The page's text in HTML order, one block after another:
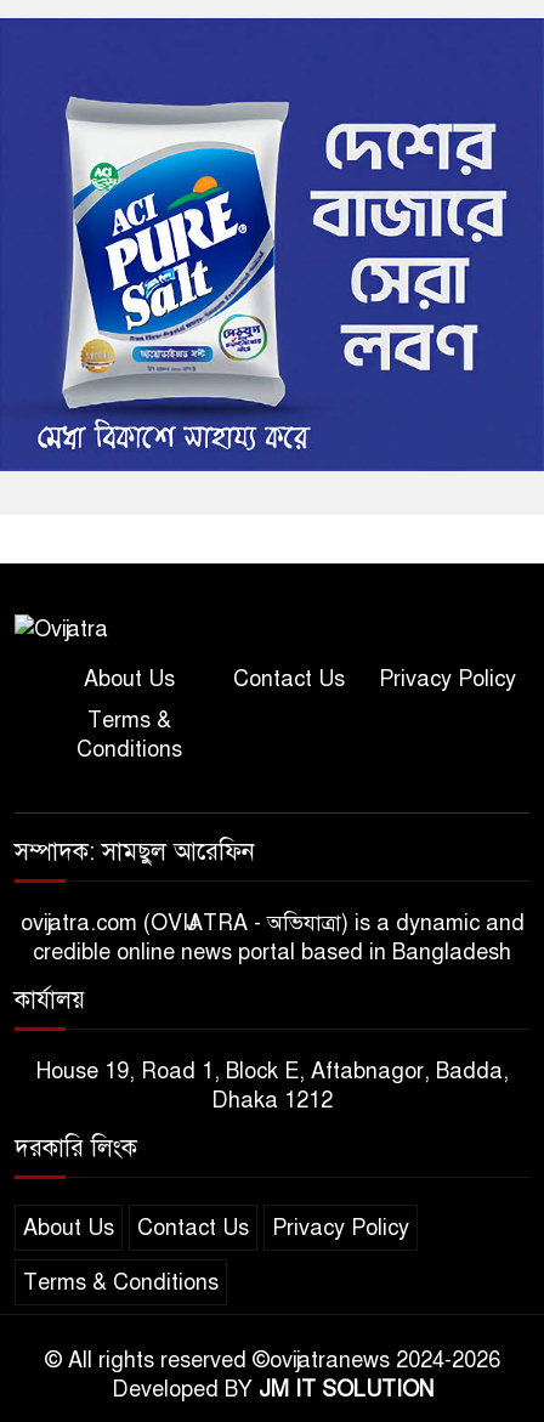
About Us Contact Us
Privacy Policy
Terms &
Conditions
সম্পাদক: সামছুল আরেফিন
ovijatra.com (OVIJATRA - অভিযাত্রা) is a dynamic and
credible online news portal based in Bangladesh
কার্যালয়
House 19, Road 1, Block E, Aftabnagor, Badda,
Dhaka 1212
দরকারি লিংক
About Us Contact Us Privacy Policy
Terms & Conditions
© All rights reserved ©ovijatranews 2024-2026
Developed BY JM IT SOLUTION